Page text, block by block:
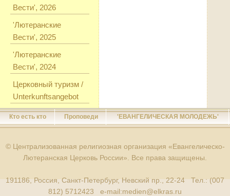
Вести', 2026
'Лютеранские
Вести', 2025
'Лютеранские
Вести', 2024
Церковный туризм /
Unterkunftsangebot
Кто есть кто Проповеди 'ЕВАНГЕЛИЧЕСКАЯ МОЛОДЕЖЬ'
© Централизованная религиозная организация «Евангелическо-
Лютеранская Церковь России». Все права защищены.
191186, Россия, Санкт-Петербург, Невский пр., 22-24 Тел.: (007
812) 5712423 e-mail:medien@elkras.ru